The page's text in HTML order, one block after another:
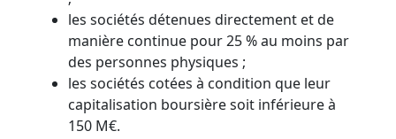
les sociétés détenues directement et de
manière continue pour 25 % au moins par
des personnes physiques ;
les sociétés cotées à condition que leur
capitalisation boursière soit inférieure à
150 M€.